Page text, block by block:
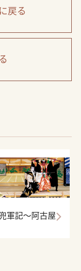
に戻る
軍記～阿古屋